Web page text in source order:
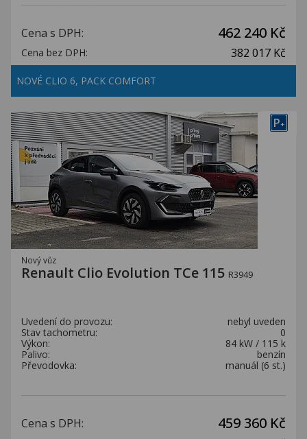
Cena s DPH: 462 240 Kč
Cena bez DPH: 382 017 Kč
NOVÉ CLIO 6, PACK COMFORT
P+
Nový vůz
Renault Clio Evolution TCe 115 R3949
Uvedení do provozu:
nebyl uveden
Stav tachometru:
0
Výkon:
84 kW / 115 k
Palivo:
benzín
Převodovka:
manuál (6 st.)
Cena s DPH: 459 360 Kč